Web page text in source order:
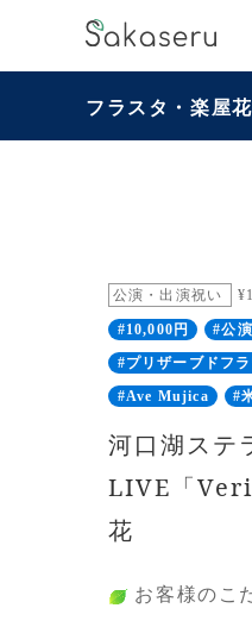
フラスタ・楽屋
公演・出演祝い
#10,000円 #公
#プリザーブドフ
#Ave Mujica
#
河口湖ス
LIVE「
花
お客様のこ